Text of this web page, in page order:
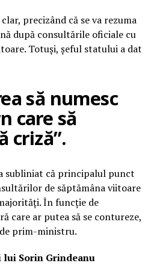
precizând că se va rezuma
după consultările oficiale cu
Totuși, șeful statului a dat
să numesc
care să
criză”.
subliniat că principalul punct
de săptămâna viitoare
În funcție de
care ar putea să se contureze,
prim-ministru.
Sorin Grindeanu